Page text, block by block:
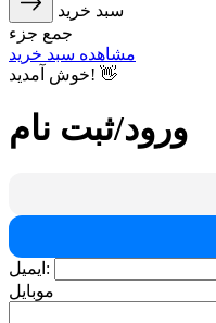
سبد خرید
جمع جزء
مشاهده سبد خرید
خوش آمدید! 👋
ورود/ثبت نام
ایمیل:
موبایل